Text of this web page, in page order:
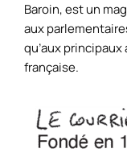
Baroin, est un
aux
qu’aux
française.